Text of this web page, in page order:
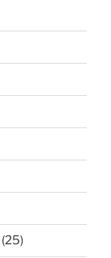
(25)